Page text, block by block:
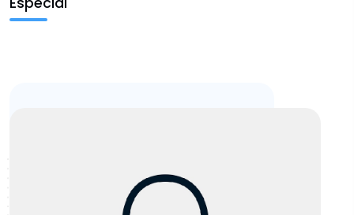
Vinculación